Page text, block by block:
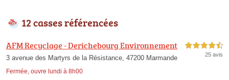
12 casses référencées
AFM Recyclage - Derichebourg Environnement
3 avenue des Martyrs de la Résistance, 47200 Marmande
Fermée, ouvre lundi à 8h00
4,5 étoiles sur 5
25 avis